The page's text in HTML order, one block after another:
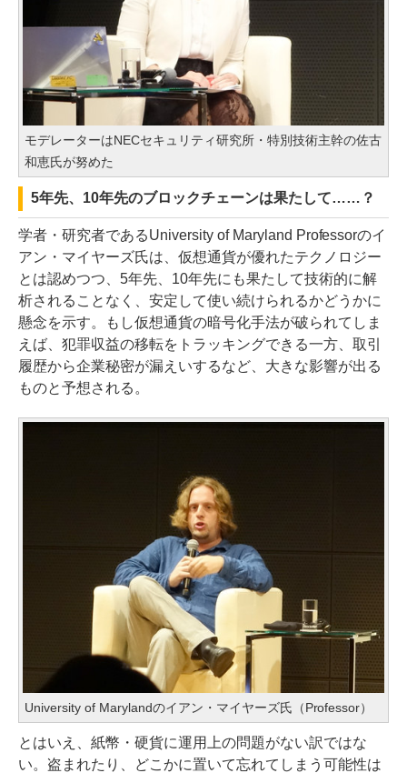
モデレーターはNECセキュリティ研究所・特別技術主幹の佐古
和恵氏が努めた
5年先、10年先のブロックチェーンは果たして……？
学者・研究者であるUniversity of Maryland Professorのイ
アン・マイヤーズ氏は、仮想通貨が優れたテクノロジー
とは認めつつ、5年先、10年先にも果たして技術的に解
析されることなく、安定して使い続けられるかどうかに
懸念を示す。もし仮想通貨の暗号化手法が破られてしま
えば、犯罪収益の移転をトラッキングできる一方、取引
履歴から企業秘密が漏えいするなど、大きな影響が出る
ものと予想される。
University of Marylandのイアン・マイヤーズ氏（Professor）
とはいえ、紙幣・硬貨に運用上の問題がない訳ではな
い。盗まれたり、どこかに置いて忘れてしまう可能性は